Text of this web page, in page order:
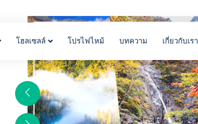
โฮลเซลล์ โปรไฟไหม้ บทความ เกี่ยวกับเรา